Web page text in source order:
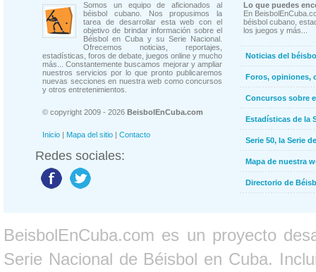
Somos un equipo de aficionados al
béisbol cubano. Nos propusimos la
tarea de desarrollar esta web con el
objetivo de brindar información sobre el
Béisbol en Cuba y su Serie Nacional.
Ofrecemos noticias, reportajes,
estadísticas, foros de debate, juegos online y mucho
más... Constantemente buscamos mejorar y ampliar
nuestros servicios por lo que pronto publicaremos
nuevas secciones en nuestra web como concursos
y otros entretenimientos.
© copyright 2009 - 2026 BeisbolEnCuba.com
Inicio | Mapa del sitio | Contacto
Redes sociales:
Lo que puedes
En
béisbol cubano,
los juegos y más...
Noticias del
Foros, opiniones,
Concursos sobre
Estadísticas de la
Serie 50, la Serie
Mapa de nuestra
Directorio de
BeisbolEnCuba.com es un proyecto
Serie Nacional de Béisbol en Cuba.